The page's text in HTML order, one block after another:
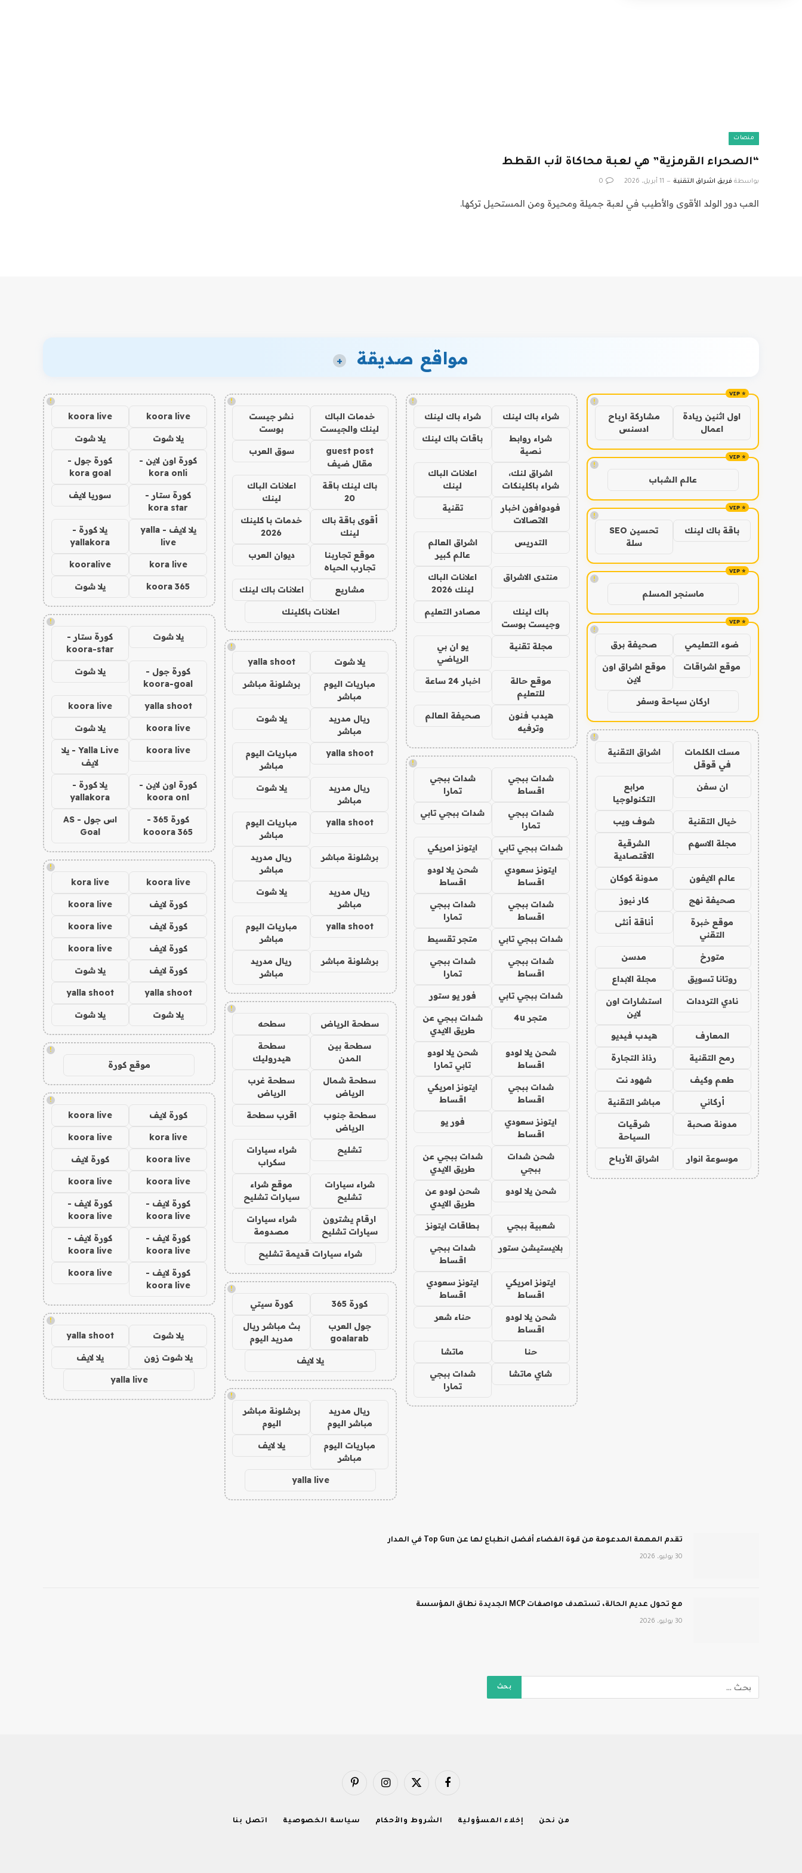
منصات
“الصحراء القرمزية” هي لعبة محاكاة لأب القطط
بواسطة فريق اشراق التقنية 11 أبريل، 2026 0
العب دور الولد الأقوى والأطيب في لعبة جميلة ومحيرة ومن المستحيل تركها.
مواقع صديقة +
!
اول اثنين ريادة
اعمال
مشاركة ارباح
ادسنس
!
عالم الشباب
!
باقة باك لينك
تحسين SEO
سلة
!
ماسنجر المسلم
!
ضوء التعليمي صحيفة برق
موقع اشراقات
موقع اشراق اون
لاين
اركان سياحة وسفر
!
مسك الكلمات
في قوقل
اشراق التقنية
ان سفن
مرابع
التكنولوجيا
خيال التقنية شوف ويب
مجلة الاسهم
الشرقية
الاقتصادية
عالم الايفون مدونة كوكان
صحيفة نهج كار نيوز
موقع خبرة
التقني
أناقة أنثى
متورخ مدسن
روتانا تسويق مجلة الابداع
نادي الترددات
استشارات اون
لاين
المعارف هيدب فيديو
رمح التقنية رذاذ التجارة
طعم وكيف شهود نت
أركاني مباشر التقنية
مدونة صحبة
شرقيات
السياحة
موسوعة انوار اشراق الأرباح
!
شراء باك لينك شراء باك لينك
شراء روابط
نصية
باقات باك لينك
اشراق لنك،
شراء باكلينكات
اعلانات الباك
لينك
فودوافون اخبار
الاتصالات
تقنية
التدريس
اشراق العالم
عالم كبير
منتدى الاشراق
اعلانات الباك
لينك 2026
باك لينك
وجيست بوست
مصادر التعليم
مجلة تقنية
يو ان بي
الرياضي
موقع حالة
للتعليم
اخبار 24 ساعة
هيدب فنون
وترفيه
صحيفة العالم
!
شدات ببجي
اقساط
شدات ببجي
تمارا
شدات ببجي
تمارا
شدات ببجي تابي
شدات ببجي تابي ايتونز امريكي
ايتونز سعودي
اقساط
شحن يلا لودو
اقساط
شدات ببجي
اقساط
شدات ببجي
تمارا
شدات ببجي تابي متجر تقسيط
شدات ببجي
اقساط
شدات ببجي
تمارا
شدات ببجي تابي فور يو ستور
متجر 4u
شدات ببجي عن
طريق الايدي
شحن يلا لودو
اقساط
شحن يلا لودو
تابي تمارا
شدات ببجي
اقساط
ايتونز امريكي
اقساط
ايتونز سعودي
اقساط
فور يو
شحن شدات
ببجي
شدات ببجي عن
طريق الايدي
شحن يلا لودو
شحن لودو عن
طريق الايدي
شعبية ببجي بطاقات ايتونز
بلايستيشن ستور
شدات ببجي
اقساط
ايتونز امريكي
اقساط
ايتونز سعودي
اقساط
شحن يلا لودو
اقساط
حناء شعر
حنا ماتشا
شاي ماتشا
شدات ببجي
تمارا
!
خدمات الباك
لينك والجيست
نشر جيست
بوست
guest post
مقال ضيف
سوق العرب
باك لينك باقة
20
اعلانات الباك
لينك
أقوى باقة باك
لينك
خدمات با كلينك
2026
موقع تجاربنا
تجارب الحياه
ديوان العرب
مشاريع اعلانات باك لينك
اعلانات باكلينك
!
يلا شوت yalla shoot
مباريات اليوم
مباشر
برشلونة مباشر
ريال مدريد
مباشر
يلا شوت
yalla shoot
مباريات اليوم
مباشر
ريال مدريد
مباشر
يلا شوت
yalla shoot
مباريات اليوم
مباشر
برشلونة مباشر
ريال مدريد
مباشر
ريال مدريد
مباشر
يلا شوت
yalla shoot
مباريات اليوم
مباشر
برشلونة مباشر
ريال مدريد
مباشر
!
سطحة الرياض سطحه
سطحة بين
المدن
سطحة
هيدروليك
سطحة شمال
الرياض
سطحة غرب
الرياض
سطحة جنوب
الرياض
اقرب سطحة
تشليح
شراء سيارات
سكراب
شراء سيارات
تشليح
موقع شراء
سيارات تشليح
ارقام يشترون
سيارات تشليح
شراء سيارات
مصدومة
شراء سيارات قديمة تشليح
!
كورة 365 كورة سيتي
جول العرب
goalarab
بث مباشر ريال
مدريد اليوم
يلا لايف
!
ريال مدريد
مباشر اليوم
برشلونة مباشر
اليوم
مباريات اليوم
مباشر
يلا لايف
yalla live
!
koora live
koora live
يلا شوت يلا شوت
كورة اون لاين -
kora onli
كورة جول -
kora goal
كورة ستار -
kora star
سوريا لايف
يلا لايف - yalla
live
يلا كورة -
yallakora
kora live
kooralive
koora 365 يلا شوت
!
يلا شوت
كورة ستار -
koora-star
كورة جول -
koora-goal
يلا شوت
yalla shoot
koora live
koora live يلا شوت
koora live
Yalla Live - يلا
لايف
كورة اون لاين -
koora onl
يلا كورة -
yallakora
كورة 365 -
kooora 365
اس جول - AS
Goal
!
koora live
kora live
كورة لايف koora live
كورة لايف koora live
كورة لايف koora live
كورة لايف يلا شوت
yalla shoot
yalla shoot
يلا شوت يلا شوت
!
موقع كورة
!
كورة لايف koora live
kora live
koora live
koora live كورة لايف
koora live
koora live
كورة لايف -
koora live
كورة لايف -
koora live
كورة لايف -
koora live
كورة لايف -
koora live
كورة لايف -
koora live
koora live
!
يلا شوت yalla shoot
يلا شوت زون يلا لايف
yalla live
تقدم المهمة المدعومة من قوة الفضاء أفضل انطباع لها عن Top Gun في المدار
30 يوليو، 2026
مع تحول عديم الحالة، تستهدف مواصفات MCP الجديدة نطاق المؤسسة
30 يوليو، 2026
فيسبوك X
الانستغرامبينتيريست
من نحن إخلاء المسؤولية الشروط والأحكام سياسة الخصوصية اتصل بنا